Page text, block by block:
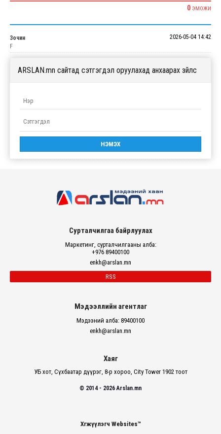
0 ЭМОЖИ
Зочин
2026-05-04 14:42
F
ARSLAN.mn сайтад сэтгэгдэл оруулахад анхаарах зүйлс
Сурталчилгаа байрлуулах
Маркетинг, сурталчилгааны алба:
+976 89400100
enkh@arslan.mn
RSS
Мэдээллийн агентлаг
Мэдээний алба: 89400100
enkh@arslan.mn
Хаяг
УБ хот, Сүхбаатар дүүрэг, 8-р хороо, City Tower 1902 тоот
© 2014 - 2026 Arslan.mn
Хөгжүүлэгч Websites™